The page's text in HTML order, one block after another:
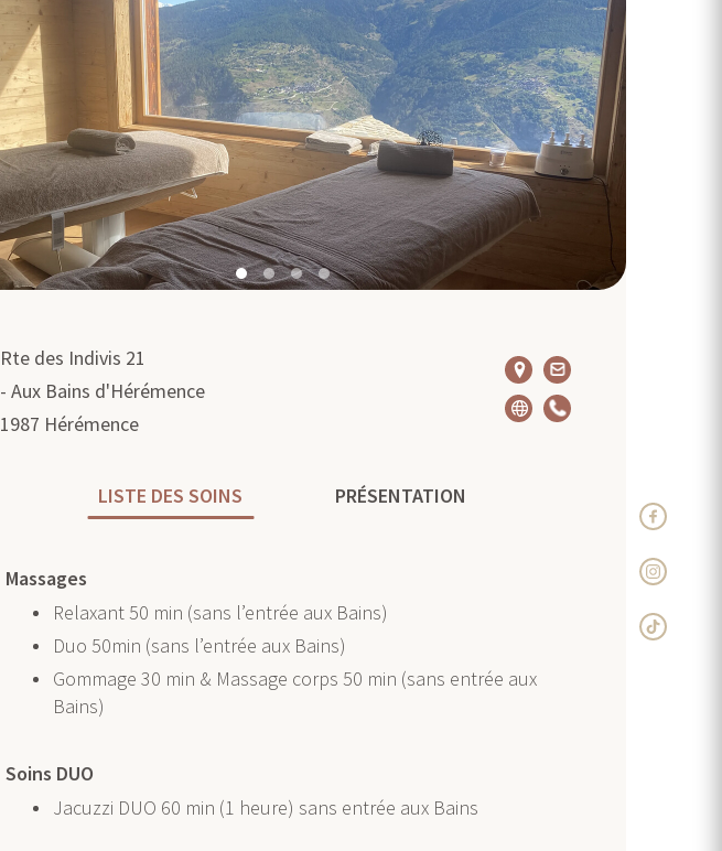
Rte des Indivis 21
- Aux Bains d'Hérémence
1987 Hérémence
LISTE DES SOINS PRÉSENTATION
Massages
Relaxant 50 min (sans l’entrée aux Bains)
Duo 50min (sans l’entrée aux Bains)
Gommage 30 min & Massage corps 50 min (sans entrée aux
Bains)
Soins DUO
Jacuzzi DUO 60 min (1 heure) sans entrée aux Bains